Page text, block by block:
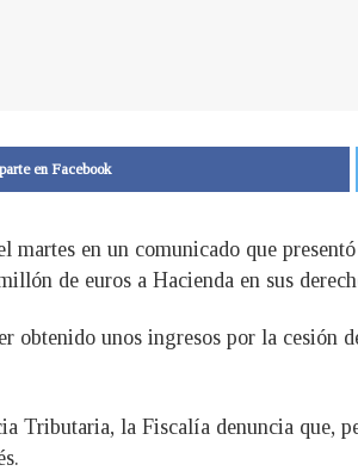
en Facebook
martes en un comunicado que
de euros a Hacienda en sus
obtenido unos ingresos por la
Tributaria, la Fiscalía denuncia que,